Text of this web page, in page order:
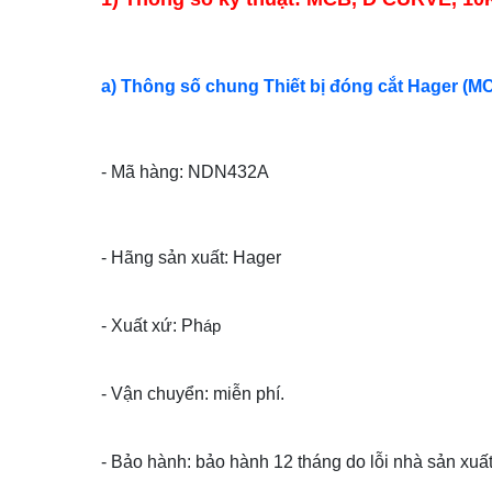
a) Thông số chung Thiết bị đóng cắt Hager
- Mã hàng: NDN432A
- Hãng sản xuất: Hager
- Xuất xứ: Pháp
- Vận chuyển: miễn phí.
- Bảo hành: bảo hành 12 tháng do lỗi nhà sản